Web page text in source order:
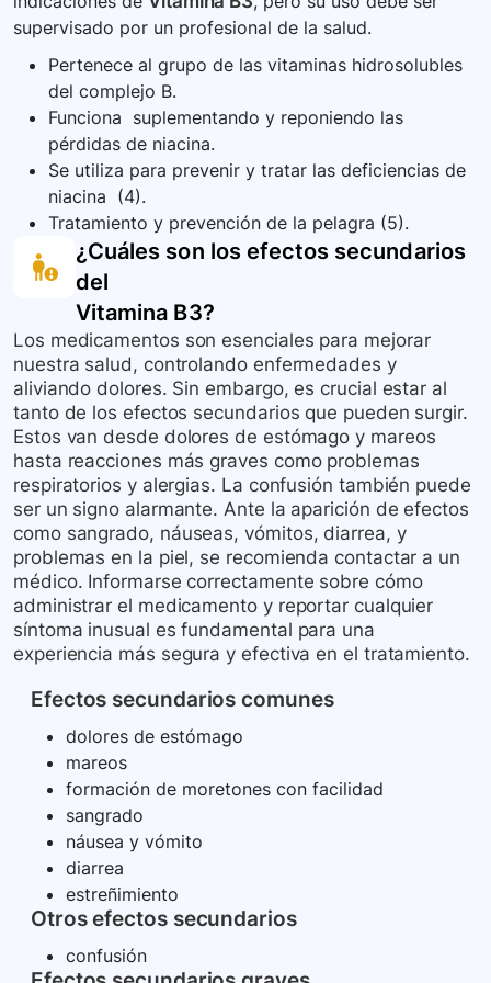
sobre posibles interacciones con otros
medicamentos o alimentos.
supervisado por un profesional de la salud.
Pertenece al grupo de las vitaminas hidrosolubles
del complejo B.
Funciona suplementando y reponiendo las
pérdidas de niacina.
Se utiliza para prevenir y tratar las deficiencias de
niacina (4).
Tratamiento y prevención de la pelagra (5).
¿Cuáles son los efectos secundarios
del
Vitamina B3?
Los medicamentos son esenciales para mejorar
nuestra salud, controlando enfermedades y
aliviando dolores. Sin embargo, es crucial estar al
tanto de los efectos secundarios que pueden surgir.
Estos van desde dolores de estómago y mareos
hasta reacciones más graves como problemas
respiratorios y alergias. La confusión también puede
ser un signo alarmante. Ante la aparición de efectos
como sangrado, náuseas, vómitos, diarrea, y
problemas en la piel, se recomienda contactar a un
médico. Informarse correctamente sobre cómo
administrar el medicamento y reportar cualquier
síntoma inusual es fundamental para una
experiencia más segura y efectiva en el tratamiento.
Efectos secundarios comunes
dolores de estómago
mareos
formación de moretones con facilidad
sangrado
náusea y vómito
diarrea
estreñimiento
Otros efectos secundarios
confusión